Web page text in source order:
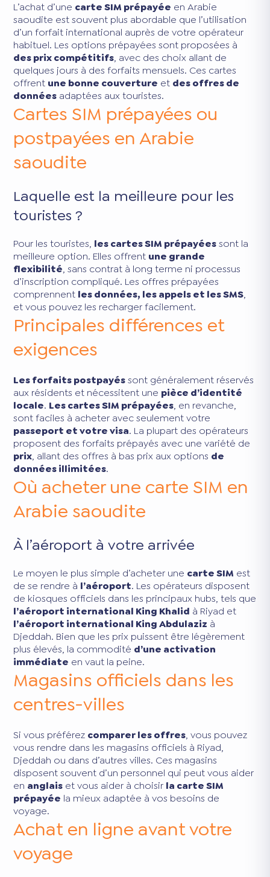
L’achat d’une carte SIM prépayée en Arabie
saoudite est souvent plus abordable que l’utilisation
d’un forfait international auprès de votre opérateur
habituel. Les options prépayées sont proposées à
des prix compétitifs, avec des choix allant de
quelques jours à des forfaits mensuels. Ces cartes
offrent une bonne couverture et des offres de
données adaptées aux touristes.
Cartes SIM prépayées ou
postpayées en Arabie
saoudite
Laquelle est la meilleure pour les
touristes ?
Pour les touristes, les cartes SIM prépayéessont la
meilleure option. Elles offrent une grande
flexibilité, sans contrat à long terme ni processus
d’inscription compliqué. Les offres prépayées
comprennent les données, les appels et les SMS,
et vous pouvez les recharger facilement.
Principales différences et
exigences
Les forfaits postpayéssont généralement réservés
aux résidents et nécessitent une pièce d’identité
locale. Les cartes SIM prépayées, en revanche,
sont faciles à acheter avec seulement votre
passeport et votre visa. La plupart des opérateurs
proposent des forfaits prépayés avec une variété de
prix, allant des offres à bas prix aux options de
données illimitées.
Où acheter une carte SIM en
Arabie saoudite
À l’aéroport à votre arrivée
Le moyen le plus simple d’acheter une carte SIM est
de se rendre à l’aéroport. Les opérateurs disposent
de kiosques officiels dans les principaux hubs, tels que
l’aéroport international King Khalid à Riyad et
l’aéroport international King Abdulaziz à
Djeddah. Bien que les prix puissent être légèrement
plus élevés, la commodité d’une activation
immédiate en vaut la peine.
Magasins officiels dans les
centres-villes
Si vous préférez comparer les offres, vous pouvez
vous rendre dans les magasins officiels à Riyad,
Djeddah ou dans d’autres villes. Ces magasins
disposent souvent d’un personnel qui peut vous aider
en anglais et vous aider à choisir la carte SIM
prépayée la mieux adaptée à vos besoins de
voyage.
Achat en ligne avant votre
voyage